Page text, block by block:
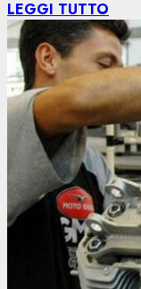
LEGGI TUTTO